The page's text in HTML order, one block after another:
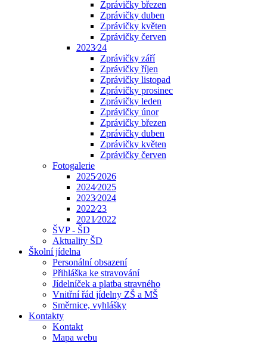
Zprávičky březen
Zprávičky duben
Zprávičky květen
Zprávičky červen
2023⁄24
Zprávičky září
Zprávičky říjen
Zprávičky listopad
Zprávičky prosinec
Zprávičky leden
Zprávičky únor
Zprávičky březen
Zprávičky duben
Zprávičky květen
Zprávičky červen
Fotogalerie
2025⁄2026
2024⁄2025
2023⁄2024
2022⁄23
2021⁄2022
ŠVP - ŠD
Aktuality ŠD
Školní jídelna
Personální obsazení
Přihláška ke stravování
Jídelníček a platba stravného
Vnitřní řád jídelny ZŠ a MŠ
Směrnice, vyhlášky
Kontakty
Kontakt
Mapa webu